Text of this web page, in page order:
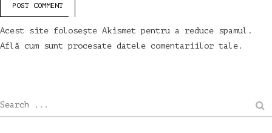
POST COMMENT
Acest site folosește Akismet pentru a reduce spamul.
Află cum sunt procesate datele comentariilor tale .
Search ...